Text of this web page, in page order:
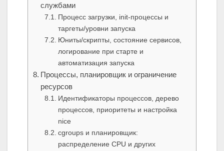
службами
Процесс загрузки, init-процессы и
таргеты/уровни запуска
Юниты/скрипты, состояние сервисов,
логирование при старте и
автоматизация запуска
Процессы, планировщик и ограничение
ресурсов
Идентификаторы процессов, дерево
процессов, приоритеты и настройка
nice
cgroups и планировщик:
распределение CPU и других